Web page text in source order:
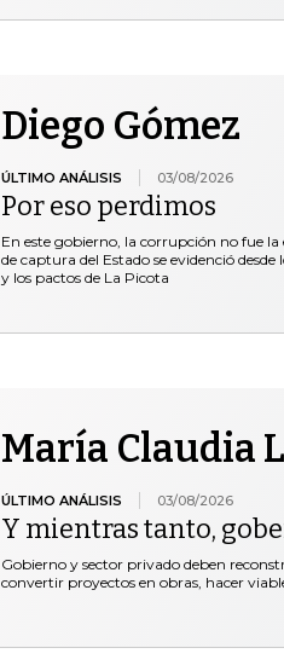
Diego Gómez
ÚLTIMO ANÁLISIS 03/08/2026
Por eso perdimos
En este gobierno, la corrupción no fue
de captura del Estado se evidenció
y los pactos de La Picota
María Claudia
ÚLTIMO ANÁLISIS 03/08/2026
Y mientras tanto,
Gobierno y sector privado deben
convertir proyectos en obras, hacer